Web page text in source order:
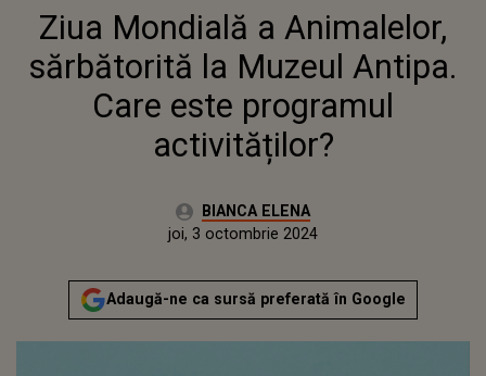
ANIMALELOR, SĂRBĂTORITĂ LA
MUZEUL ANTIPA. CARE ESTE
PROGRAMUL ACTIVITĂȚILOR?
Ziua Mondială a Animalelor,
sărbătorită la Muzeul Antipa.
Care este programul
activităților?
Autor:BIANCA ELENA
Publicat:
joi, 3 octombrie 2024
Adaugă-ne ca sursă preferată în Google